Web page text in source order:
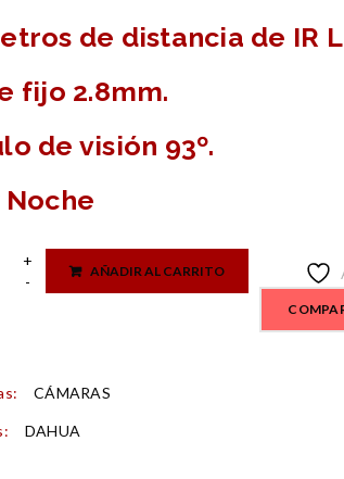
de distancia de IR
fijo 2.8mm.
de visión 93º.
Noche
AÑADIR AL CARRITO
CÁMARAS
DAHUA